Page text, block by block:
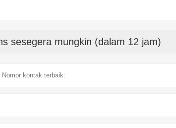
sesegera mungkin (dalam 12 jam)